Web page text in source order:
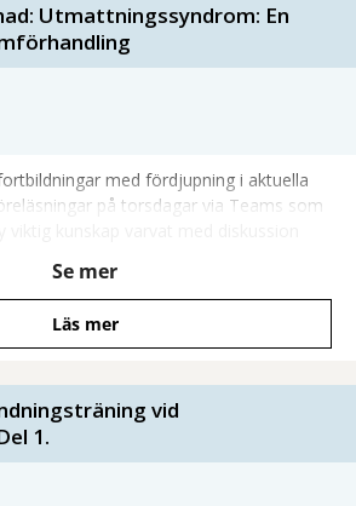
Utmattningssyndrom: En
med fördjupning i aktuella
på torsdagar via Teams som
Se mer
Läs mer
vid
1.